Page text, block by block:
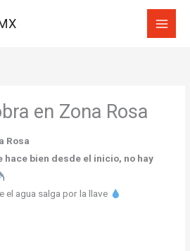
en Zona Rosa
Rosa
hace bien desde el inicio, no hay
el agua salga por la llave